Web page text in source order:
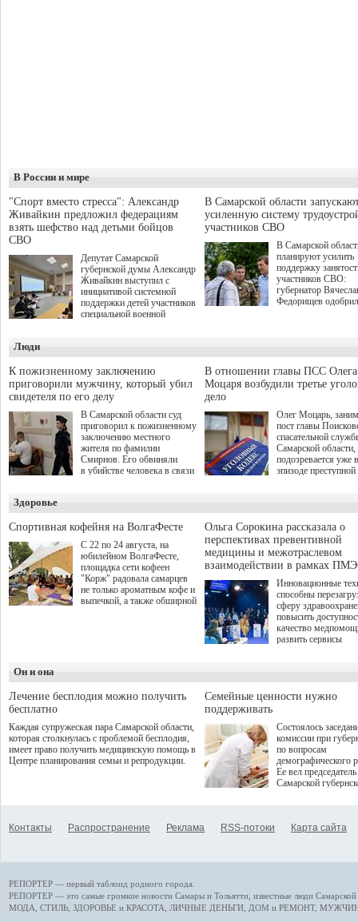
В России и мире
"Спорт вместо стресса": Александр
Живайкин предложил федерациям
взять шефство над детьми бойцов
СВО
Депутат Самарской
губернской думы Александр
Живайкин выступил с
инициативой системной
поддержки детей участников
специальной военной
"Помощь фронту и семьям
участников СВО", которая
прошла в Отрадном 7
августа.
В Самарской области
усиленную систему
участников СВО
В Самарской
планируют усилить
поддержку
участников СВО:
губернатор
Федорищев
на трудоустройство
спокойную
мирной жизни.
Люди
К пожизненному заключению
приговорили мужчину, который убил
свидетеля по его делу
В Самарской области суд
приговорил к пожизненному
заключению местного
жителя по фамилии
Смирнов. Его обвиняли
в убийстве человека в связи
В отношении главы ПСС Олега
Моцаря возбудили третье
дело
Олег Моцарь,
пост главы
спасательной
Самарской области,
подозревается уже
эпизоде преступной
а сам он
Здоровье
Спортивная кофейня на ВолгаФесте
С 22 по 24 августа, на
юбилейном ВолгаФесте,
площадка сети кофеен
"Корж" радовала самарцев
не только ароматным кофе и
выпечкой, а также обширной
Ольга Сорокина рассказала о
перспективах превентивной
медицины и межотраслевом
взаимодействии в рамках
Инновационные
способны
сферу
повысить
качество
развить сервисы
определенными
К ним можно
возникающие при
данными
более динамичного
проникновения
сегмент
отраслевое
рассказала Ольга
ходе сессии
качества жизни" в
ПМЭФ 2025. В
Он и она
Лечение бесплодия можно получить
бесплатно
Каждая супружеская пара Самарской области,
которая столкнулась с проблемой бесплодия,
имеет право получить медицинскую помощь в
Центре планирования семьи и репродукции.
Семейные ценности нужно
поддерживать
Состоялось
комиссии при
по вопросам
демографического
Ее вел председатель
Самарской
Контакты Распространение Реклама RSS-потоки Карта сайта
РЕПОРТЕР — первый таблоид родного города.
РЕПОРТЕР — это самые громкие новости Самары и Тольятти, известные люди
МОДА, СТИЛЬ ЗДОРОВЬЕ и КРАСОТА ЛИЧНЫЕ ДЕНЬГИ ДОМ и РЕМОНТ,